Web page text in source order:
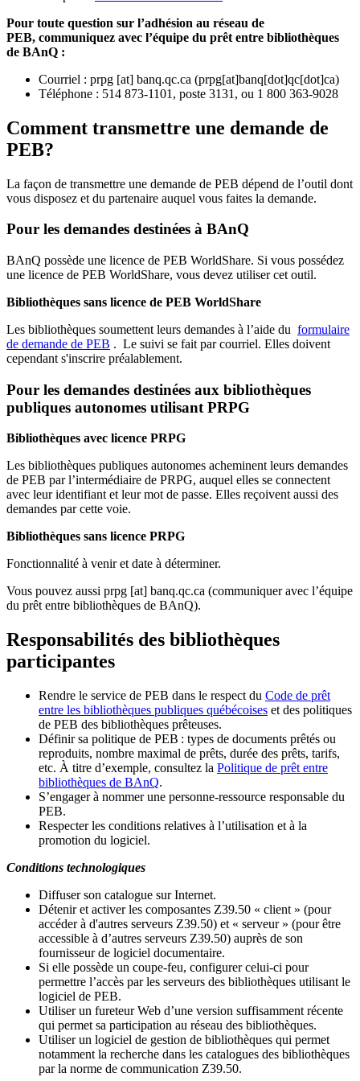
Pour toute question sur l’adhésion au réseau de
PEB, communiquez avec l’équipe du prêt entre bibliothèques
de BAnQ :
Courriel : prpg [at] banq.qc.ca (prpg[at]banq[dot]qc[dot]ca)
Téléphone : 514 873-1101, poste 3131, ou 1 800 363-9028
Comment transmettre une demande de
PEB?
La façon de transmettre une demande de PEB dépend de l’outil dont
vous disposez et du partenaire auquel vous faites la demande.
Pour les demandes destinées à BAnQ
BAnQ possède une licence de PEB WorldShare. Si vous possédez
une licence de PEB WorldShare, vous devez utiliser cet outil.
Bibliothèques sans licence de PEB WorldShare
Les bibliothèques soumettent leurs demandes à l’aide du formulaire
de demande de PEB . Le suivi se fait par courriel. Elles doivent
cependant s'inscrire préalablement.
Pour les demandes destinées aux bibliothèques
publiques autonomes utilisant PRPG
Bibliothèques avec licence PRPG
Les bibliothèques publiques autonomes acheminent leurs demandes
de PEB par l’intermédiaire de PRPG, auquel elles se connectent
avec leur identifiant et leur mot de passe. Elles reçoivent aussi des
demandes par cette voie.
Bibliothèques sans licence PRPG
Fonctionnalité à venir et date à déterminer.
Vous pouvez aussi prpg [at] banq.qc.ca (communiquer avec l’équipe
du prêt entre bibliothèques de BAnQ).
Responsabilités des bibliothèques
participantes
Rendre le service de PEB dans le respect du Code de prêt
entre les bibliothèques publiques québécoises et des politiques
de PEB des bibliothèques prêteuses.
Définir sa politique de PEB : types de documents prêtés ou
reproduits, nombre maximal de prêts, durée des prêts, tarifs,
etc. À titre d’exemple, consultez la Politique de prêt entre
bibliothèques de BAnQ.
S’engager à nommer une personne-ressource responsable du
PEB.
Respecter les conditions relatives à l’utilisation et à la
promotion du logiciel.
Conditions technologiques
Diffuser son catalogue sur Internet.
Détenir et activer les composantes Z39.50 « client » (pour
accéder à d'autres serveurs Z39.50) et « serveur » (pour être
accessible à d’autres serveurs Z39.50) auprès de son
fournisseur de logiciel documentaire.
Si elle possède un coupe-feu, configurer celui-ci pour
permettre l’accès par les serveurs des bibliothèques utilisant le
logiciel de PEB.
Utiliser un fureteur Web d’une version suffisamment récente
qui permet sa participation au réseau des bibliothèques.
Utiliser un logiciel de gestion de bibliothèques qui permet
notamment la recherche dans les catalogues des bibliothèques
par la norme de communication Z39.50.